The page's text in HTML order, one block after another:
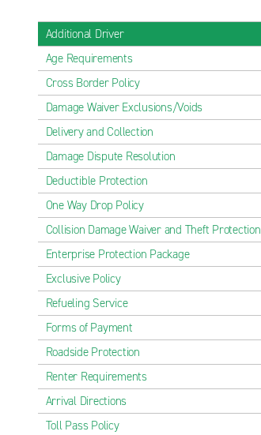
Additional Driver
Age Requirements
Cross Border Policy
Damage Waiver Exclusions/Voids
Delivery and Collection
Damage Dispute Resolution
Deductible Protection
One Way Drop Policy
Collision Damage Waiver and Theft Protection
Enterprise Protection Package
Exclusive Policy
Refueling Service
Forms of Payment
Roadside Protection
Renter Requirements
Arrival Directions
Toll Pass Policy